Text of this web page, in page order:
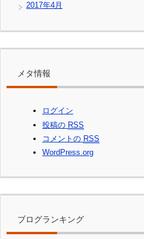
2017年4月
メタ情報
ログイン
投稿の RSS
コメントの RSS
WordPress.org
ブログランキング